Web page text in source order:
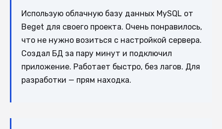
Использую облачную базу данных MySQL от
Beget для своего проекта. Очень понравилось,
что не нужно возиться с настройкой сервера.
Создал БД за пару минут и подключил
приложение. Работает быстро, без лагов. Для
разработки — прям находка.